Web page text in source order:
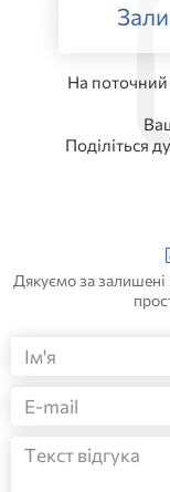
На
Поділіться
Дякуємо за залишені